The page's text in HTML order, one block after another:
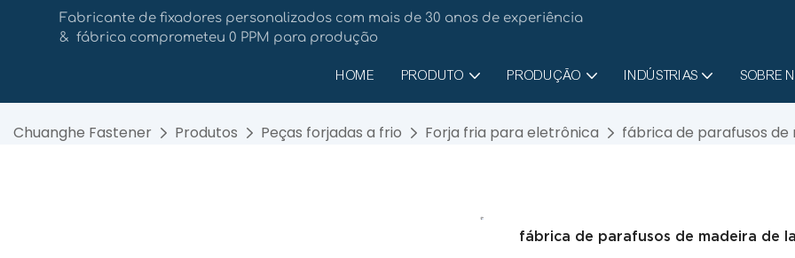
Fabricante de fixadores personalizados com mais de 30 anos de experiência
& fábrica comprometeu 0 PPM para produção
HOME PRODUTO PRODUÇÃO INDÚSTRIAS SOBRE
Chuanghe Fastener Produtos Peças forjadas a frio Forja fria para eletrônica fábrica de parafusos
fábrica de parafusos de madeira de